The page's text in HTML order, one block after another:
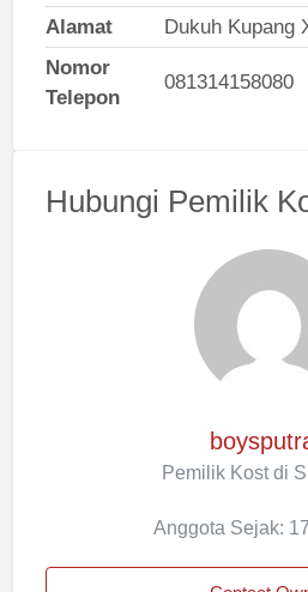
Alamat
Dukuh Kupang
Nomor
Telepon
081314158080
Hubungi Pemilik
Pemilik Kost di
Anggota Sejak: